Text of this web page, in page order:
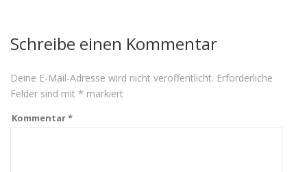
Schreibe einen Kommentar
Deine E-Mail-Adresse wird nicht veröffentlicht. Erforderliche
Felder sind mit * markiert
Kommentar*